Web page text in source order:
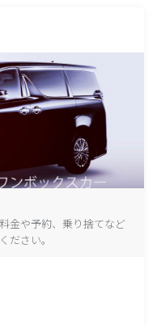
金や予約、乗り捨てなど
ださい。